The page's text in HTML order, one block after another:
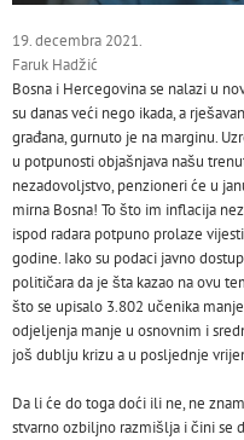
19. decembra 2021.
Faruk Hadžić
Bosna i Hercegovina se nalazi u
su danas veći nego ikada, a
građana, gurnuto je na marginu.
u potpunosti objašnjava našu
nezadovoljstvo, penzioneri će u
mirna Bosna! To što im inflacija
ispod radara potpuno prolaze
godine. Iako su podaci javno
političara da je šta kazao na ovu
što se upisalo 3.802 učenika
odjeljenja manje u osnovnim i
još dublju krizu a u posljednje
Da li će do toga doći ili ne, ne
stvarno ozbiljno razmišlja i čini se